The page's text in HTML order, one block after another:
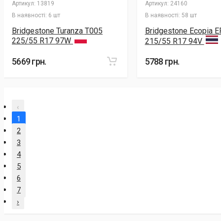
Артикул: 13819
В наявності: 6 шт
Bridgestone Turanza T005
225/55 R17 97W
5669 грн.
Артикул: 24160
В наявності: 58 шт
Bridgestone Ecopia
215/55 R17 94V
5788 грн.
‹
1
2
3
4
5
6
7
›